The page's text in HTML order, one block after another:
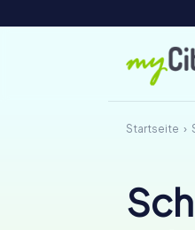
Startseite